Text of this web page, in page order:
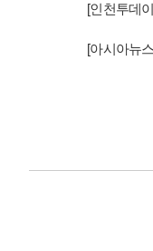
[인천투데
[아시아뉴